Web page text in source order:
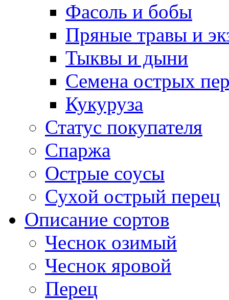
Фасоль и бобы
Пряные травы и
Тыквы и дыни
Семена острых
Кукуруза
Статус покупателя
Спаржа
Острые соусы
Сухой острый перец
Описание сортов
Чеснок озимый
Чеснок яровой
Перец